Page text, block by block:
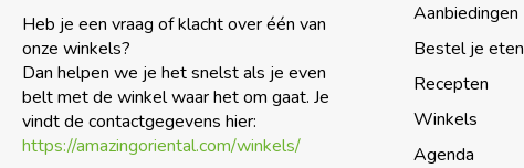
Heb je een vraag of klacht over één van
onze winkels?
Dan helpen we je het snelst als je even
belt met de winkel waar het om gaat. Je
vindt de contactgegevens hier:
https://amazingoriental.com/winkels/
Aanbiedingen
Bestel je eten
Recepten
Winkels
Agenda